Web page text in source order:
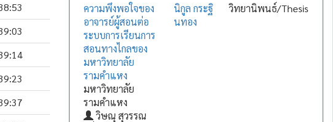
ความพึงพอใจของ
อาจารย์ผู้สอนต่อ
ระบบการเรียนการ
สอนทางไกลของ
มหาวิทยาลัย
รามคำแหง
มหาวิทยาลัย
รามคำแหง
วิษณุ สุวรรณ
นิกูล กระฐิ
นทอง
วิทยานิพนธ์/Thesis